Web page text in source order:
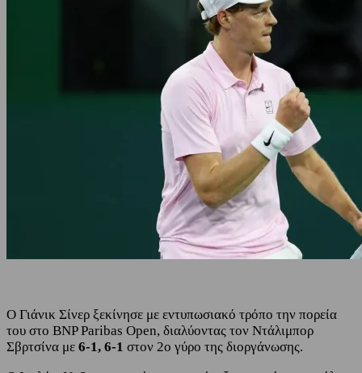
Ο Γιάνικ Σίνερ ξεκίνησε με εντυπωσιακό τρόπο την πορεία
του στο BNP Paribas Open, διαλύοντας τον Ντάλιμπορ
Σβρτσίνα με 6-1, 6-1 στον 2ο γύρο της διοργάνωσης.